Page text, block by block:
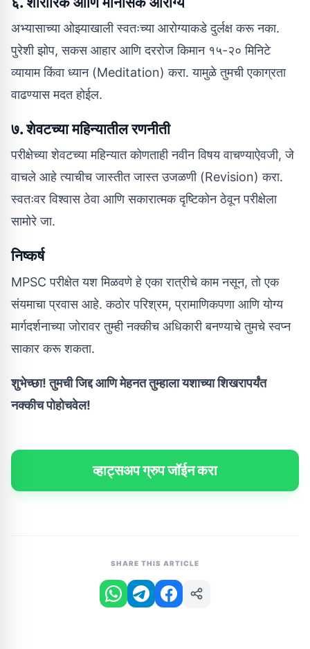
अभ्यासाच्या ओझ्याखाली स्वतःच्या आरोग्याकडे दुर्लक्ष करू नका.
पुरेशी झोप, सकस आहार आणि दररोज किमान १५-२० मिनिटे
व्यायाम किंवा ध्यान (Meditation) करा. यामुळे तुमची एकाग्रता
वाढण्यास मदत होईल.
७. शेवटच्या महिन्यातील रणनीती
परीक्षेच्या शेवटच्या महिन्यात कोणताही नवीन विषय वाचण्याऐवजी, जे
वाचले आहे त्याचीच जास्तीत जास्त उजळणी (Revision) करा.
स्वतःवर विश्वास ठेवा आणि सकारात्मक दृष्टिकोन ठेवून परीक्षेला
सामोरे जा.
निष्कर्ष
MPSC परीक्षेत यश मिळवणे हे एका रात्रीचे काम नसून, तो एक
संयमाचा प्रवास आहे. कठोर परिश्रम, प्रामाणिकपणा आणि योग्य
मार्गदर्शनाच्या जोरावर तुम्ही नक्कीच अधिकारी बनण्याचे तुमचे स्वप्न
साकार करू शकता.
शुभेच्छा! तुमची जिद्द आणि मेहनत तुम्हाला यशाच्या शिखरापर्यंत
नक्कीच पोहोचवेल!
व्हाट्सअप ग्रुप जॉईन करा
SHARE THIS ARTICLE